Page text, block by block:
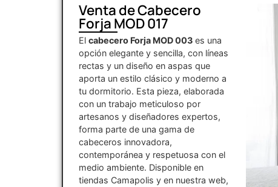
Venta de Cabecero
Forja MOD 017
El cabecero Forja MOD 003 es una
opción elegante y sencilla, con líneas
rectas y un diseño en aspas que
aporta un estilo clásico y moderno a
tu dormitorio. Esta pieza, elaborada
con un trabajo meticuloso por
artesanos y diseñadores expertos,
forma parte de una gama de
cabeceros innovadora,
contemporánea y respetuosa con el
medio ambiente. Disponible en
tiendas Camapolis y en nuestra web,